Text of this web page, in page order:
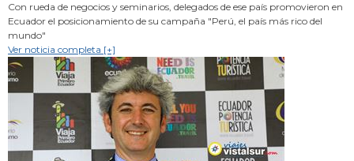
Con rueda de negocios y seminarios, delegados de ese país promovieron en
Ecuador el posicionamiento de su campaña "Perú, el país más rico del
mundo"
Ver noticia completa [+]